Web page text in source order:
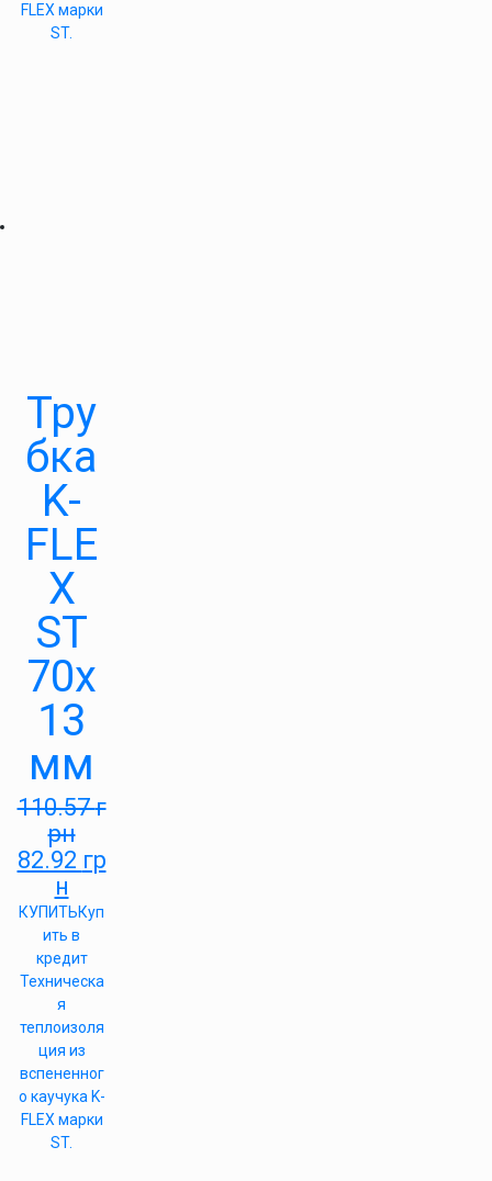
FLEX марки
ST.
Тру
бка
K-
FLE
X
ST
70х
13
мм
110.57г
рн
82.92 гр
н
КУПИТЬКуп
ить в
кредит
Техническа
я
теплоизоля
ция из
вспененног
о каучука K-
FLEX марки
ST.